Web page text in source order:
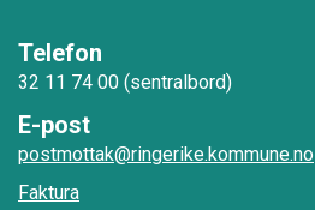
Telefon
32 11 74 00 (sentralbord)
E-post
postmottak@ringerike.kommune.no
Faktura